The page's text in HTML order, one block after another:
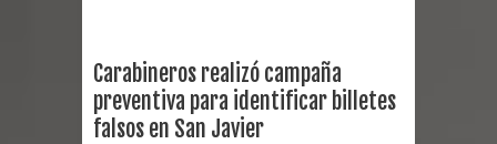
equipos en la Fiesta del Chancho
Carabineros realizó campaña
preventiva para identificar billetes
falsos en San Javier